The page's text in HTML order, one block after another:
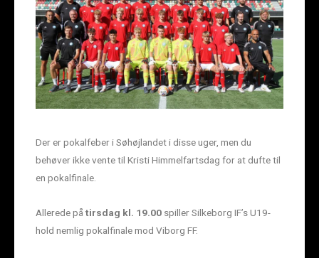
Der er pokalfeber i Søhøjlandet i disse uger, men du
behøver ikke vente til Kristi Himmelfartsdag for at dufte til
en pokalfinale.
Allerede på tirsdag kl. 19.00 spiller Silkeborg IF’s U19-
hold nemlig pokalfinale mod Viborg FF.